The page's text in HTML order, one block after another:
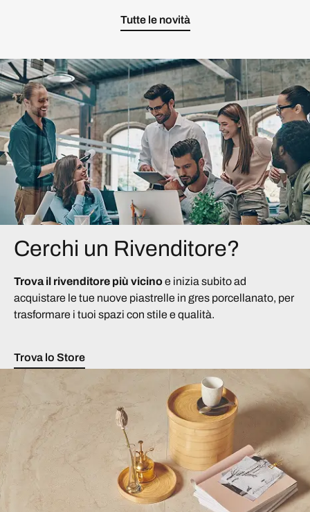
Tutte le novità
Cerchi un Rivenditore?
Trova il rivenditore più vicinoe inizia subito ad
acquistare le tue nuove piastrelle in gres porcellanato, per
trasformare i tuoi spazi con stile e qualità.
Trova lo Store